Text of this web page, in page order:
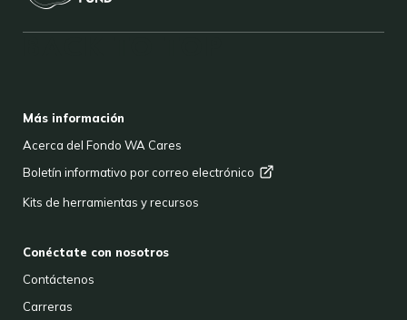
Más información
Acerca del Fondo WA Cares
Boletín informativo por correo electrónico
Kits de herramientas y recursos
Conéctate con nosotros
Contáctenos
Carreras